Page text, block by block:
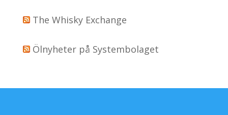
The Whisky Exchange
Ölnyheter på Systembolaget